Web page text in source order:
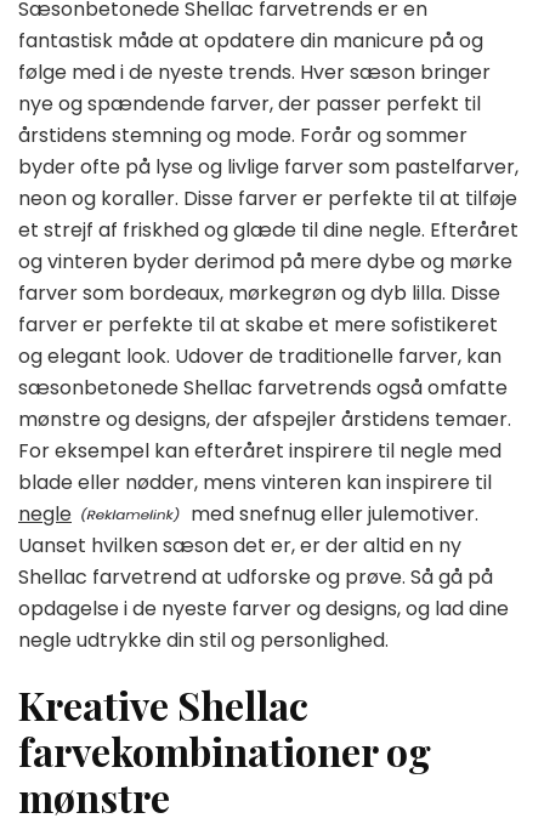
Sæsonbetonede Shellac farvetrends er en
fantastisk måde at opdatere din manicure på og
følge med i de nyeste trends. Hver sæson bringer
nye og spændende farver, der passer perfekt til
årstidens stemning og mode. Forår og sommer
byder ofte på lyse og livlige farver som pastelfarver,
neon og koraller. Disse farver er perfekte til at tilføje
et strejf af friskhed og glæde til dine negle. Efteråret
og vinteren byder derimod på mere dybe og mørke
farver som bordeaux, mørkegrøn og dyb lilla. Disse
farver er perfekte til at skabe et mere sofistikeret
og elegant look. Udover de traditionelle farver, kan
sæsonbetonede Shellac farvetrends også omfatte
mønstre og designs, der afspejler årstidens temaer.
For eksempel kan efteråret inspirere til negle med
blade eller nødder, mens vinteren kan inspirere til
negle
med snefnug eller julemotiver.
Uanset hvilken sæson det er, er der altid en ny
Shellac farvetrend at udforske og prøve. Så gå på
opdagelse i de nyeste farver og designs, og lad dine
negle udtrykke din stil og personlighed.
Kreative Shellac
farvekombinationer og
mønstre